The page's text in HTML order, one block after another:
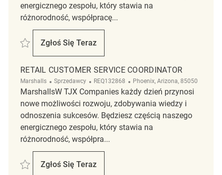
energicznego zespołu, który stawia na
różnorodność, współpracę...
Zapisać Retail Customer Service Coordinator REQ136440
Zgłoś Się Teraz
Retail Customer Service Coordinator
RETAIL CUSTOMER SERVICE COORDINATOR
Marshalls Kategoria
Sprzedawcy ReqId
REQ132868 Lokalizacja
Phoenix, Arizona, 85050
MarshallsW TJX Companies każdy dzień przynosi
nowe możliwości rozwoju, zdobywania wiedzy i
odnoszenia sukcesów. Będziesz częścią naszego
energicznego zespołu, który stawia na
różnorodność, współpra...
Zapisać Retail Customer Service Coordinator REQ132868
Zgłoś Się Teraz
Retail Customer Service Coordinator